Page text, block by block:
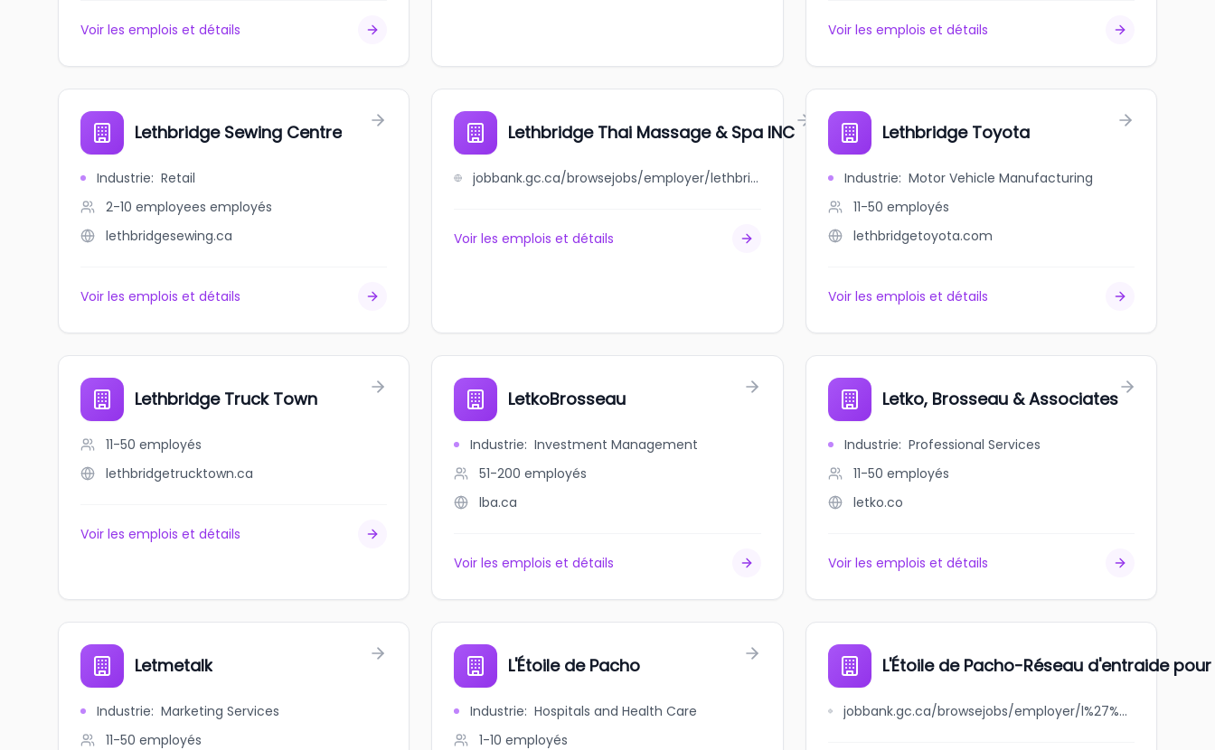
Voir les emplois et détails Voir les emplois et détails
Lethbridge Sewing Centre
Industrie: Retail
2-10 employees employés
lethbridgesewing.ca
Voir les emplois et détails
Lethbridge Thai Massage & Spa INC
jobbank.gc.ca/browsejobs/employer/lethbridge+thai+massage+%26+spa+inc/ca
Voir les emplois et détails
Lethbridge Toyota
Industrie: Motor Vehicle Manufacturing
11-50 employés
lethbridgetoyota.com
Voir les emplois et détails
Lethbridge Truck Town
11-50 employés
lethbridgetrucktown.ca
Voir les emplois et détails
LetkoBrosseau
Industrie: Investment Management
51-200 employés
lba.ca
Voir les emplois et détails
Letko, Brosseau & Associates
Industrie: Professional Services
11-50 employés
letko.co
Voir les emplois et détails
Letmetalk
Industrie: Marketing Services
11-50 employés
L'Étoile de Pacho
Industrie: Hospitals and Health Care
1-10 employés
L'Étoile de Pacho-Réseau d'entraide
jobbank.gc.ca/browsejobs/employer/l%27%C3%A9toile+de+pacho-r%C3%A9seau+d%27entraide+pour+parent+d%27enfant+handicap%C3%A9/ca